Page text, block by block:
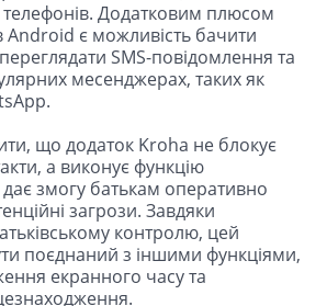
Додатковим плюсом
Android є можливість бачити
переглядати SMS-повідомлення та
месенджерах, таких як
що додаток Kroha не блокує
а виконує функцію
змогу батькам оперативно
загрози. Завдяки
контролю, цей
поєднаний з іншими функціями,
екранного часу та